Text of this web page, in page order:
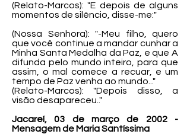
(Relato-Marcos): "E depois de alguns
momentos de silêncio, disse-me:"
(Nossa Senhora): "-Meu filho, quero
que você continue a mandar cunhar a
Minha Santa Medalha da Paz, e que A
difunda pelo mundo inteiro, para que
assim, o mal comece a recuar, e um
tempo de Paz venha ao mundo..."
(Relato-Marcos): "Depois disso, a
visão desapareceu.."
Jacareí, 03 de março de 2002 -
Mensagem de Maria Santíssima